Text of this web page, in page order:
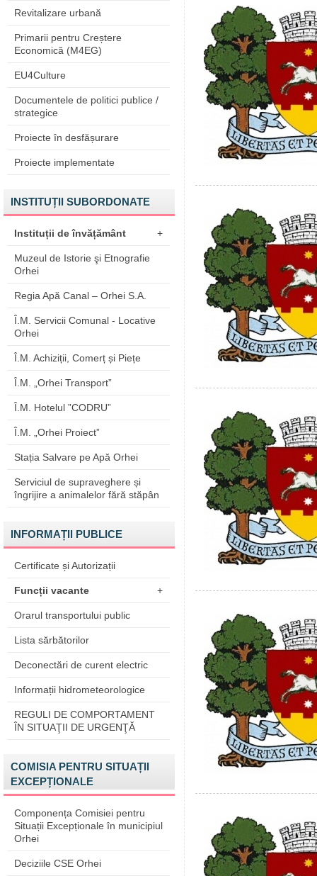
Revitalizare urbană
Primarii pentru Creștere
Economică (M4EG)
EU4Culture
Documentele de politici publice /
strategice
Proiecte în desfășurare
Proiecte implementate
INSTITUȚII SUBORDONATE
Instituții de învățământ +
Muzeul de Istorie şi Etnografie
Orhei
Regia Apă Canal – Orhei S.A.
Î.M. Servicii Comunal - Locative
Orhei
Î.M. Achiziții, Comerț și Piețe
Î.M. „Orhei Transport”
Î.M. Hotelul ”CODRU”
Î.M. „Orhei Proiect”
Stația Salvare pe Apă Orhei
Serviciul de supraveghere și
îngrijire a animalelor fără stăpân
INFORMAȚII PUBLICE
Certificate și Autorizații
Funcții vacante +
Orarul transportului public
Lista sărbătorilor
Deconectări de curent electric
Informații hidrometeorologice
REGULI DE COMPORTAMENT
ÎN SITUAŢII DE URGENŢĂ
COMISIA PENTRU SITUAȚII
EXCEPȚIONALE
Componența Comisiei pentru
Situații Excepționale în municipiul
Orhei
Deciziile CSE Orhei